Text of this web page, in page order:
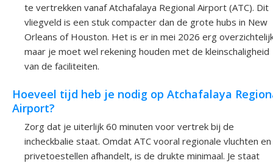
te vertrekken vanaf Atchafalaya Regional Airport (ATC). Dit
vliegveld is een stuk compacter dan de grote hubs in New
Orleans of Houston. Het is er in mei 2026 erg
maar je moet wel rekening houden met de kleinschaligheid
van de faciliteiten.
Hoeveel tijd heb je nodig op Atchafalaya
Airport?
Zorg dat je uiterlijk 60 minuten voor vertrek bij de
incheckbalie staat. Omdat ATC vooral regionale vluchten en
privetoestellen afhandelt, is de drukte minimaal. Je staat